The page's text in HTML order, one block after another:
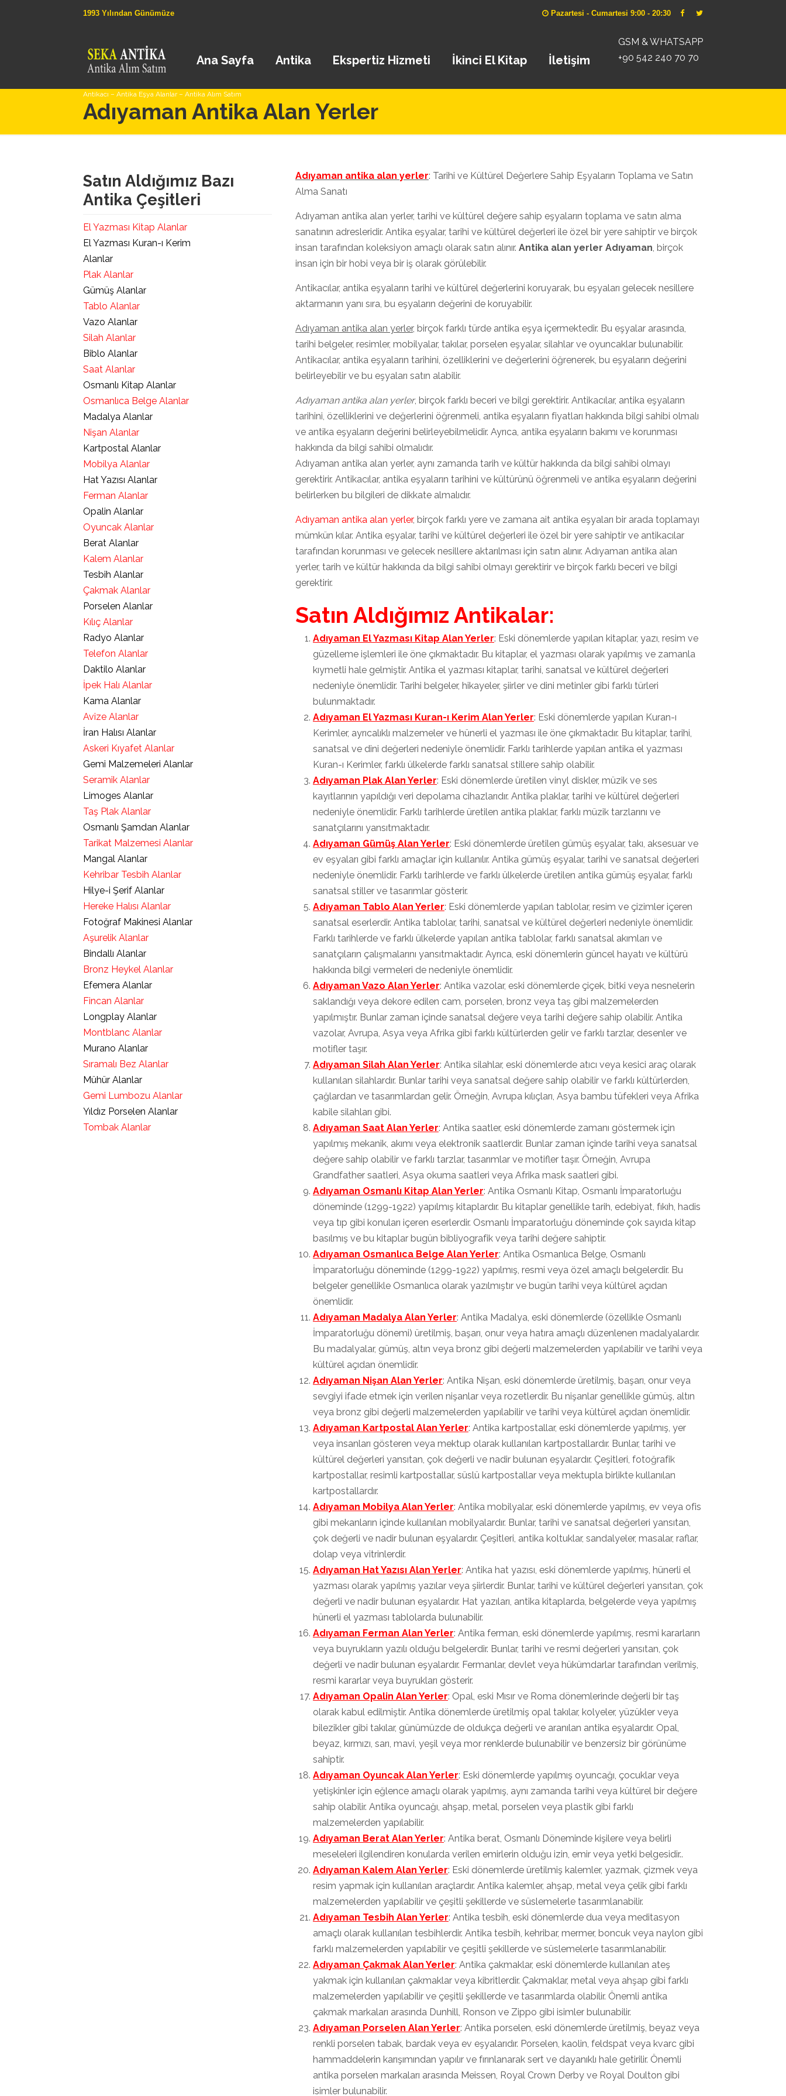
1993 Yılından Günümüze Pazartesi - Cumartesi 9:00 - 20:30
Antikacı – Antika Eşya Alanlar – Antika Alım Satım
GSM & WHATSAPP
+90 542 240 70 70
Ana Sayfa Antika Ekspertiz Hizmeti İkinci El Kitap İletişim
Adıyaman Antika Alan Yerler
Adıyaman antika alan yerler: Tarihi ve Kültürel Değerlere Sahip Eşyaların Toplama ve Satın
Alma Sanatı
Adıyaman antika alan yerler, tarihi ve kültürel değere sahip eşyaların toplama ve satın alma
sanatının adresleridir. Antika eşyalar, tarihi ve kültürel değerleri ile özel bir yere sahiptir ve birçok
insan tarafından koleksiyon amaçlı olarak satın alınır. Antika alan yerler Adıyaman, birçok
insan için bir hobi veya bir iş olarak görülebilir.
Antikacılar, antika eşyaların tarihi ve kültürel değerlerini koruyarak, bu eşyaları gelecek nesillere
aktarmanın yanı sıra, bu eşyaların değerini de koruyabilir.
Adıyaman antika alan yerler, birçok farklı türde antika eşya içermektedir. Bu eşyalar arasında,
tarihi belgeler, resimler, mobilyalar, takılar, porselen eşyalar, silahlar ve oyuncaklar bulunabilir.
Antikacılar, antika eşyaların tarihini, özelliklerini ve değerlerini öğrenerek, bu eşyaların değerini
belirleyebilir ve bu eşyaları satın alabilir.
Adıyaman antika alan yerler, birçok farklı beceri ve bilgi gerektirir. Antikacılar, antika eşyaların
tarihini, özelliklerini ve değerlerini öğrenmeli, antika eşyaların fiyatları hakkında bilgi sahibi olmalı
ve antika eşyaların değerini belirleyebilmelidir. Ayrıca, antika eşyaların bakımı ve korunması
hakkında da bilgi sahibi olmalıdır.
Adıyaman antika alan yerler, aynı zamanda tarih ve kültür hakkında da bilgi sahibi olmayı
gerektirir. Antikacılar, antika eşyaların tarihini ve kültürünü öğrenmeli ve antika eşyaların değerini
belirlerken bu bilgileri de dikkate almalıdır.
Adıyaman antika alan yerler, birçok farklı yere ve zamana ait antika eşyaları bir arada toplamayı
mümkün kılar. Antika eşyalar, tarihi ve kültürel değerleri ile özel bir yere sahiptir ve antikacılar
tarafından korunması ve gelecek nesillere aktarılması için satın alınır. Adıyaman antika alan
yerler, tarih ve kültür hakkında da bilgi sahibi olmayı gerektirir ve birçok farklı beceri ve bilgi
gerektirir.
Satın Aldığımız Antikalar:
Adıyaman El Yazması Kitap Alan Yerler: Eski dönemlerde yapılan kitaplar, yazı, resim ve
güzelleme işlemleri ile öne çıkmaktadır. Bu kitaplar, el yazması olarak yapılmış ve zamanla
kıymetli hale gelmiştir. Antika el yazması kitaplar, tarihi, sanatsal ve kültürel değerleri
nedeniyle önemlidir. Tarihi belgeler, hikayeler, şiirler ve dini metinler gibi farklı türleri
bulunmaktadır.
Adıyaman El Yazması Kuran-ı Kerim Alan Yerler: Eski dönemlerde yapılan Kuran-ı
Kerimler, ayrıcalıklı malzemeler ve hünerli el yazması ile öne çıkmaktadır. Bu kitaplar, tarihi,
sanatsal ve dini değerleri nedeniyle önemlidir. Farklı tarihlerde yapılan antika el yazması
Kuran-ı Kerimler, farklı ülkelerde farklı sanatsal stillere sahip olabilir.
Adıyaman Plak Alan Yerler: Eski dönemlerde üretilen vinyl diskler, müzik ve ses
kayıtlarının yapıldığı veri depolama cihazlarıdır. Antika plaklar, tarihi ve kültürel değerleri
nedeniyle önemlidir. Farklı tarihlerde üretilen antika plaklar, farklı müzik tarzlarını ve
sanatçılarını yansıtmaktadır.
Adıyaman Gümüş Alan Yerler: Eski dönemlerde üretilen gümüş eşyalar, takı, aksesuar ve
ev eşyaları gibi farklı amaçlar için kullanılır. Antika gümüş eşyalar, tarihi ve sanatsal değerleri
nedeniyle önemlidir. Farklı tarihlerde ve farklı ülkelerde üretilen antika gümüş eşyalar, farklı
sanatsal stiller ve tasarımlar gösterir.
Adıyaman Tablo Alan Yerler: Eski dönemlerde yapılan tablolar, resim ve çizimler içeren
sanatsal eserlerdir. Antika tablolar, tarihi, sanatsal ve kültürel değerleri nedeniyle önemlidir.
Farklı tarihlerde ve farklı ülkelerde yapılan antika tablolar, farklı sanatsal akımları ve
sanatçıların çalışmalarını yansıtmaktadır. Ayrıca, eski dönemlerin güncel hayatı ve kültürü
hakkında bilgi vermeleri de nedeniyle önemlidir.
Adıyaman Vazo Alan Yerler: Antika vazolar, eski dönemlerde çiçek, bitki veya nesnelerin
saklandığı veya dekore edilen cam, porselen, bronz veya taş gibi malzemelerden
yapılmıştır. Bunlar zaman içinde sanatsal değere veya tarihi değere sahip olabilir. Antika
vazolar, Avrupa, Asya veya Afrika gibi farklı kültürlerden gelir ve farklı tarzlar, desenler ve
motifler taşır.
Adıyaman Silah Alan Yerler: Antika silahlar, eski dönemlerde atıcı veya kesici araç olarak
kullanılan silahlardır. Bunlar tarihi veya sanatsal değere sahip olabilir ve farklı kültürlerden,
çağlardan ve tasarımlardan gelir. Örneğin, Avrupa kılıçları, Asya bambu tüfekleri veya Afrika
kabile silahları gibi.
Adıyaman Saat Alan Yerler: Antika saatler, eski dönemlerde zamanı göstermek için
yapılmış mekanik, akımı veya elektronik saatlerdir. Bunlar zaman içinde tarihi veya sanatsal
değere sahip olabilir ve farklı tarzlar, tasarımlar ve motifler taşır. Örneğin, Avrupa
Grandfather saatleri, Asya okuma saatleri veya Afrika mask saatleri gibi.
Adıyaman Osmanlı Kitap Alan Yerler: Antika Osmanlı Kitap, Osmanlı İmparatorluğu
döneminde (1299-1922) yapılmış kitaplardır. Bu kitaplar genellikle tarih, edebiyat, fıkıh, hadis
veya tıp gibi konuları içeren eserlerdir. Osmanlı İmparatorluğu döneminde çok sayıda kitap
basılmış ve bu kitaplar bugün bibliyografik veya tarihi değere sahiptir.
Adıyaman Osmanlıca Belge Alan Yerler: Antika Osmanlıca Belge, Osmanlı
İmparatorluğu döneminde (1299-1922) yapılmış, resmi veya özel amaçlı belgelerdir. Bu
belgeler genellikle Osmanlıca olarak yazılmıştır ve bugün tarihi veya kültürel açıdan
önemlidir.
Adıyaman Madalya Alan Yerler: Antika Madalya, eski dönemlerde (özellikle Osmanlı
İmparatorluğu dönemi) üretilmiş, başarı, onur veya hatıra amaçlı düzenlenen madalyalardır.
Bu madalyalar, gümüş, altın veya bronz gibi değerli malzemelerden yapılabilir ve tarihi veya
kültürel açıdan önemlidir.
Adıyaman Nişan Alan Yerler: Antika Nişan, eski dönemlerde üretilmiş, başarı, onur veya
sevgiyi ifade etmek için verilen nişanlar veya rozetlerdir. Bu nişanlar genellikle gümüş, altın
veya bronz gibi değerli malzemelerden yapılabilir ve tarihi veya kültürel açıdan önemlidir.
Adıyaman Kartpostal Alan Yerler: Antika kartpostallar, eski dönemlerde yapılmış, yer
veya insanları gösteren veya mektup olarak kullanılan kartpostallardır. Bunlar, tarihi ve
kültürel değerleri yansıtan, çok değerli ve nadir bulunan eşyalardır. Çeşitleri, fotoğrafik
kartpostallar, resimli kartpostallar, süslü kartpostallar veya mektupla birlikte kullanılan
kartpostallardır.
Adıyaman Mobilya Alan Yerler: Antika mobilyalar, eski dönemlerde yapılmış, ev veya ofis
gibi mekanların içinde kullanılan mobilyalardır. Bunlar, tarihi ve sanatsal değerleri yansıtan,
çok değerli ve nadir bulunan eşyalardır. Çeşitleri, antika koltuklar, sandalyeler, masalar, raflar,
dolap veya vitrinlerdir.
Adıyaman Hat Yazısı Alan Yerler: Antika hat yazısı, eski dönemlerde yapılmış, hünerli el
yazması olarak yapılmış yazılar veya şiirlerdir. Bunlar, tarihi ve kültürel değerleri yansıtan, çok
değerli ve nadir bulunan eşyalardır. Hat yazıları, antika kitaplarda, belgelerde veya yapılmış
hünerli el yazması tablolarda bulunabilir.
Adıyaman Ferman Alan Yerler: Antika ferman, eski dönemlerde yapılmış, resmi kararların
veya buyrukların yazılı olduğu belgelerdir. Bunlar, tarihi ve resmi değerleri yansıtan, çok
değerli ve nadir bulunan eşyalardır. Fermanlar, devlet veya hükümdarlar tarafından verilmiş,
resmi kararlar veya buyrukları gösterir.
Adıyaman Opalin Alan Yerler: Opal, eski Mısır ve Roma dönemlerinde değerli bir taş
olarak kabul edilmiştir. Antika dönemlerde üretilmiş opal takılar, kolyeler, yüzükler veya
bilezikler gibi takılar, günümüzde de oldukça değerli ve aranılan antika eşyalardır. Opal,
beyaz, kırmızı, sarı, mavi, yeşil veya mor renklerde bulunabilir ve benzersiz bir görünüme
sahiptir.
Adıyaman Oyuncak Alan Yerler: Eski dönemlerde yapılmış oyuncağı, çocuklar veya
yetişkinler için eğlence amaçlı olarak yapılmış, aynı zamanda tarihi veya kültürel bir değere
sahip olabilir. Antika oyuncağı, ahşap, metal, porselen veya plastik gibi farklı
malzemelerden yapılabilir.
Adıyaman Berat Alan Yerler: Antika berat, Osmanlı Döneminde kişilere veya belirli
meseleleri ilgilendiren konularda verilen emirlerin olduğu izin, emir veya yetki belgesidir..
Adıyaman Kalem Alan Yerler: Eski dönemlerde üretilmiş kalemler, yazmak, çizmek veya
resim yapmak için kullanılan araçlardır. Antika kalemler, ahşap, metal veya çelik gibi farklı
malzemelerden yapılabilir ve çeşitli şekillerde ve süslemelerle tasarımlanabilir.
Adıyaman Tesbih Alan Yerler: Antika tesbih, eski dönemlerde dua veya meditasyon
amaçlı olarak kullanılan tesbihlerdir. Antika tesbih, kehribar, mermer, boncuk veya naylon gibi
farklı malzemelerden yapılabilir ve çeşitli şekillerde ve süslemelerle tasarımlanabilir.
Adıyaman Çakmak Alan Yerler: Antika çakmaklar, eski dönemlerde kullanılan ateş
yakmak için kullanılan çakmaklar veya kibritlerdir. Çakmaklar, metal veya ahşap gibi farklı
malzemelerden yapılabilir ve çeşitli şekillerde ve tasarımlarda olabilir. Önemli antika
çakmak markaları arasında Dunhill, Ronson ve Zippo gibi isimler bulunabilir.
Adıyaman Porselen Alan Yerler: Antika porselen, eski dönemlerde üretilmiş, beyaz veya
renkli porselen tabak, bardak veya ev eşyalarıdır. Porselen, kaolin, feldspat veya kvarc gibi
hammaddelerin karışımından yapılır ve fırınlanarak sert ve dayanıklı hale getirilir. Önemli
antika porselen markaları arasında Meissen, Royal Crown Derby ve Royal Doulton gibi
isimler bulunabilir.
Satın Aldığımız Bazı
Antika Çeşitleri
El Yazması Kitap Alanlar
El Yazması Kuran-ı Kerim
Alanlar
Plak Alanlar
Gümüş Alanlar
Tablo Alanlar
Vazo Alanlar
Silah Alanlar
Biblo Alanlar
Saat Alanlar
Osmanlı Kitap Alanlar
Osmanlıca Belge Alanlar
Madalya Alanlar
Nişan Alanlar
Kartpostal Alanlar
Mobilya Alanlar
Hat Yazısı Alanlar
Ferman Alanlar
Opalin Alanlar
Oyuncak Alanlar
Berat Alanlar
Kalem Alanlar
Tesbih Alanlar
Çakmak Alanlar
Porselen Alanlar
Kılıç Alanlar
Radyo Alanlar
Telefon Alanlar
Daktilo Alanlar
İpek Halı Alanlar
Kama Alanlar
Avize Alanlar
İran Halısı Alanlar
Askeri Kıyafet Alanlar
Gemi Malzemeleri Alanlar
Seramik Alanlar
Limoges Alanlar
Taş Plak Alanlar
Osmanlı Şamdan Alanlar
Tarikat Malzemesi Alanlar
Mangal Alanlar
Kehribar Tesbih Alanlar
Hilye-i Şerif Alanlar
Hereke Halısı Alanlar
Fotoğraf Makinesi Alanlar
Aşurelik Alanlar
Bindallı Alanlar
Bronz Heykel Alanlar
Efemera Alanlar
Fincan Alanlar
Longplay Alanlar
Montblanc Alanlar
Murano Alanlar
Sıramalı Bez Alanlar
Mühür Alanlar
Gemi Lumbozu Alanlar
Yıldız Porselen Alanlar
Tombak Alanlar